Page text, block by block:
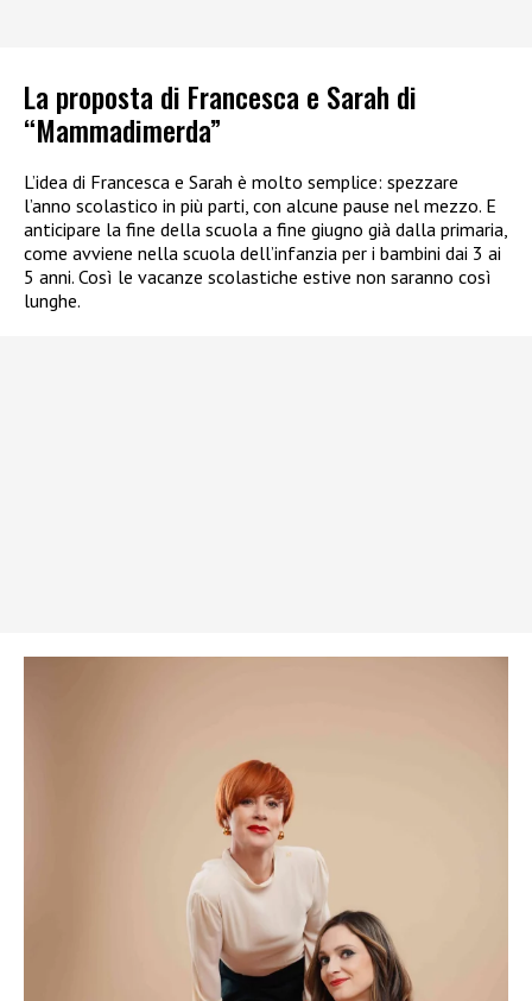
La proposta di Francesca e Sarah di
“Mammadimerda”
L’idea di Francesca e Sarah è molto semplice: spezzare
l’anno scolastico in più parti, con alcune pause nel mezzo. E
anticipare la fine della scuola a fine giugno già dalla primaria,
come avviene nella scuola dell’infanzia per i bambini dai 3 ai
5 anni. Così le vacanze scolastiche estive non saranno così
lunghe.